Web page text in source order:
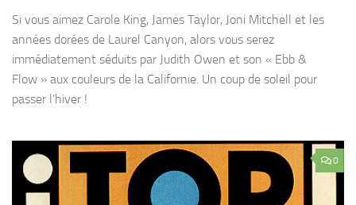
Si vous aimez Carole King, James Taylor, Joni Mitchell et les
années dorées de Laurel Canyon, alors vous serez
immédiatement séduits par Judith Owen et son « Ebb &
Flow » aux couleurs de la Californie. Un coup de soleil pour
passer l’hiver !
0